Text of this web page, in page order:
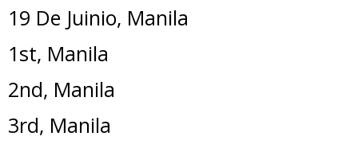
19 De Juinio, Manila
1st, Manila
2nd, Manila
3rd, Manila